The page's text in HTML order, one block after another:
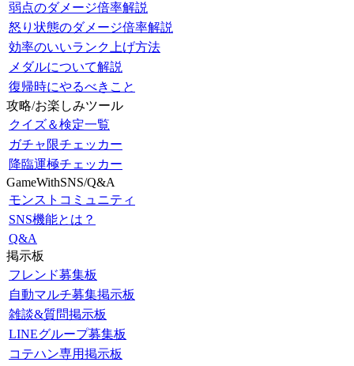
弱点のダメージ倍率解説
怒り状態のダメージ倍率解説
効率のいいランク上げ方法
メダルについて解説
復帰時にやるべきこと
攻略/お楽しみツール
クイズ＆検定一覧
ガチャ限チェッカー
降臨運極チェッカー
GameWithSNS/Q&A
モンストコミュニティ
SNS機能とは？
Q&A
掲示板
フレンド募集板
自動マルチ募集掲示板
雑談&質問掲示板
LINEグループ募集板
コテハン専用掲示板